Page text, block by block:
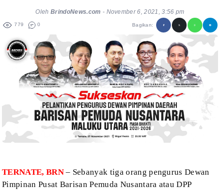
OlehBrindoNews.com - November 6, 2021, 3:56 pm
779 0 Bagikan:
TERNATE, BRN – Sebanyak tiga orang pengurus Dewan
Pimpinan Pusat Barisan Pemuda Nusantara atau DPP